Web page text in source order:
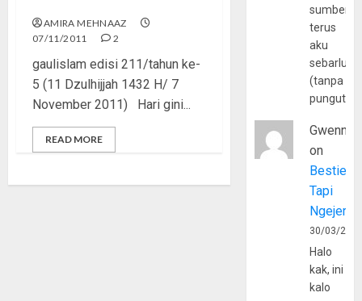
AMIRA MEHNAAZ
07/11/2011
2
gaulislam edisi 211/tahun ke-
5 (11 Dzulhijjah 1432 H/ 7
November 2011) Hari gini...
READ MORE
sumber
terus
aku
(tanpa
Gwenny
on
Bestie
Tapi
30/03/
Halo
kak, ini
kalo